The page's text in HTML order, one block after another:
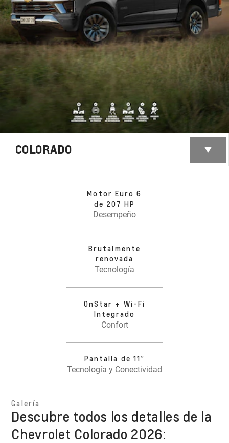
COLORADO
Motor Euro 6
de 207 HP
Desempeño
Brutalmente
renovada
Tecnología
OnStar + Wi-Fi
Integrado
Confort
Pantalla de 11”
Tecnología y Conectividad
Galería
Descubre todos los detalles de la
Chevrolet Colorado 2026: